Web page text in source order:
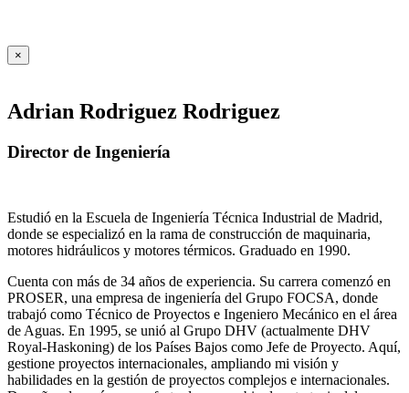
×
Adrian Rodriguez Rodriguez
Director de Ingeniería
Estudió en la Escuela de Ingeniería Técnica Industrial de Madrid,
donde se especializó en la rama de construcción de maquinaria,
motores hidráulicos y motores térmicos. Graduado en 1990.
Cuenta con más de 34 años de experiencia. Su carrera comenzó en
PROSER, una empresa de ingeniería del Grupo FOCSA, donde
trabajó como Técnico de Proyectos e Ingeniero Mecánico en el área
de Aguas. En 1995, se unió al Grupo DHV (actualmente DHV
Royal-Haskoning) de los Países Bajos como Jefe de Proyecto. Aquí,
gestione proyectos internacionales, ampliando mi visión y
habilidades en la gestión de proyectos complejos e internacionales.